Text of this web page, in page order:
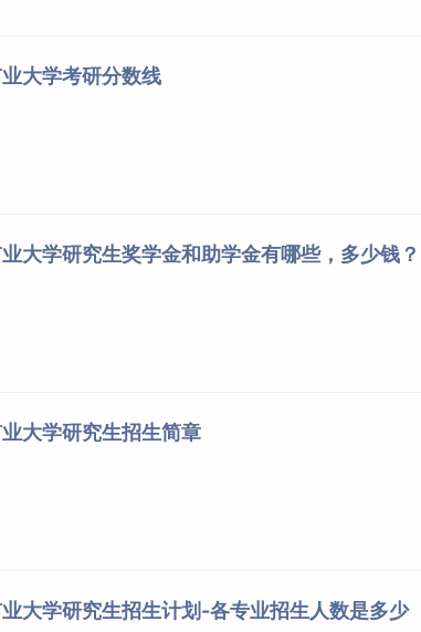
大学考研分数线
大学研究生奖学金和助学金有哪些，多少钱？
大学研究生招生简章
大学研究生招生计划-各专业招生人数是多少